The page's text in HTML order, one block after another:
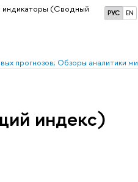
РУС EN
индикаторы (Сводный
прогнозов; Обзоры аналитики
индекс)